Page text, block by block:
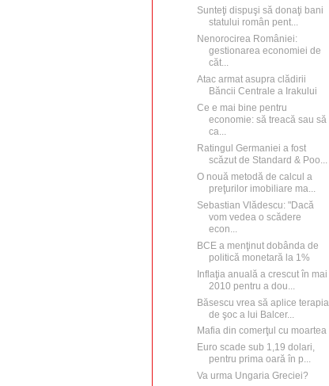
Sunteţi dispuşi să donaţi bani
statului român pent...
Nenorocirea României:
gestionarea economiei de
căt...
Atac armat asupra clădirii
Băncii Centrale a Irakului
Ce e mai bine pentru
economie: să treacă sau să
ca...
Ratingul Germaniei a fost
scăzut de Standard & Poo...
O nouă metodă de calcul a
preţurilor imobiliare ma...
Sebastian Vlădescu: "Dacă
vom vedea o scădere
econ...
BCE a menţinut dobânda de
politică monetară la 1%
Inflaţia anuală a crescut în mai
2010 pentru a dou...
Băsescu vrea să aplice terapia
de şoc a lui Balcer...
Mafia din comerţul cu moartea
Euro scade sub 1,19 dolari,
pentru prima oară în p...
Va urma Ungaria Greciei?